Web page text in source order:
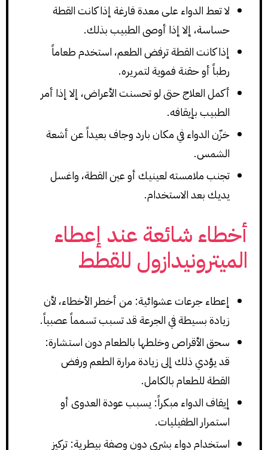
لا تعط الدواء على معدة فارغة إذا كانت القطة
حساسة، إلا إذا أوصى الطبيب بذلك.
إذا كانت القطة ترفض الطعم، استخدم طعاماً
رطباً أو حقنة فموية لتمريره.
أكمل العلاج حتى لو تحسنت الأعراض، إلا إذا أمر
الطبيب بإيقافه.
خزّن الدواء في مكان بارد وجاف بعيداً عن أشعة
الشمس.
تجنب ملامسته لعينيك أو عين القطة، واغسل
يديك بعد الاستخدام.
أخطاء شائعة عند إعطاء
الميترونيدازول للقطط
إعطاء جرعات عشوائية: من أخطر الأخطاء، لأن
زيادة بسيطة في الجرعة قد تسبب تسمماً عصبياً.
سحق الأقراص وخلطها بالطعام دون استشارة:
قد يؤدي ذلك إلى زيادة مرارة الطعم ورفض
القطة للطعام بالكامل.
إيقاف الدواء مبكراً: يسبب عودة العدوى أو
استمرار الطفيليات.
استخدام دواء بشري دون وصفة بيطرية: تركيز